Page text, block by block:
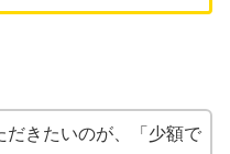
だきたいのが、「少額で